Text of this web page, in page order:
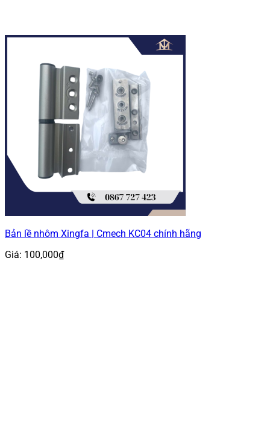
Bản lề nhôm Xingfa | Cmech KC04 chính hãng
Giá: 100,000₫